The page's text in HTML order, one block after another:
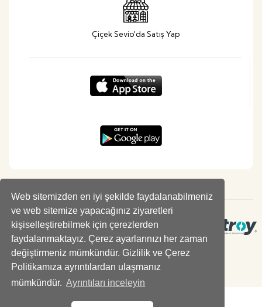
Web sitemizden en iyi şekilde faydalanabilmeniz
ve web sitemize yapacağınız ziyaretleri
kişiselleştirebilmek için çerezlerden
faydalanmaktayız. Çerez ayarlarınızı her zaman
değiştirmeniz mümkündür. Gizlilik ve Çerez
Politikamıza ayrıntılardan ulaşmanız
mümkündür. Ayrıntıları inceleyin
Çiçek Sevio'da Satış Yap